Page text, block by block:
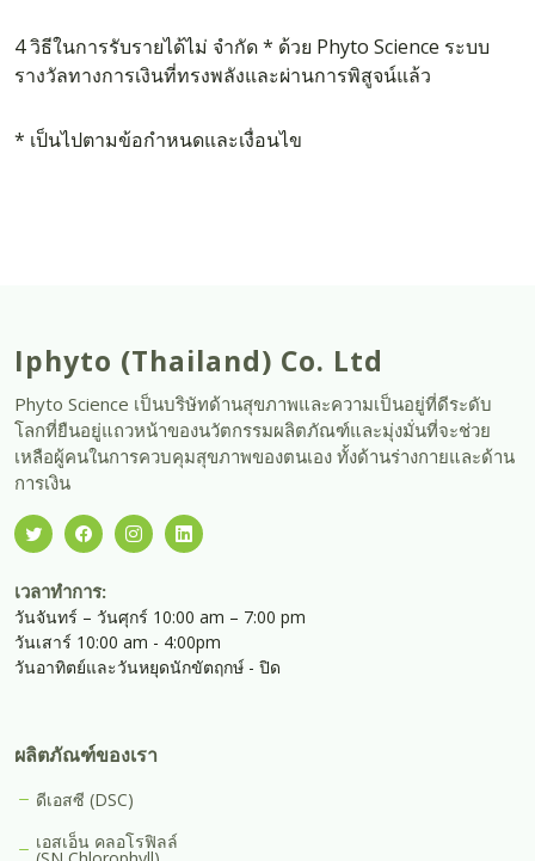
4 วิธีในการรับรายได้ไม่ จำกัด * ด้วย Phyto Science ระบบ
รางวัลทางการเงินที่ทรงพลังและผ่านการพิสูจน์แล้ว
* เป็นไปตามข้อกำหนดและเงื่อนไข
Iphyto (Thailand) Co. Ltd
Phyto Science เป็นบริษัทด้านสุขภาพและความเป็นอยู่ที่ดีระดับ
โลกที่ยืนอยู่แถวหน้าของนวัตกรรมผลิตภัณฑ์และมุ่งมั่นที่จะช่วย
เหลือผู้คนในการควบคุมสุขภาพของตนเอง ทั้งด้านร่างกายและด้าน
การเงิน
เวลาทำการ:
วันจันทร์ – วันศุกร์ 10:00 am – 7:00 pm
วันเสาร์ 10:00 am - 4:00pm
วันอาทิตย์และวันหยุดนักขัตฤกษ์ - ปิด
ผลิตภัณฑ์ของเรา
ดีเอสซี (DSC)
เอสเอ็น คลอโรฟิลล์